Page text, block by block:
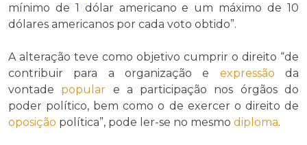
mínimo de 1 dólar americano e um máximo de 10
dólares americanos por cada voto obtido”.
A alteração teve como objetivo cumprir o direito “de
contribuir para a organização e expressão da
vontade popular e a participação nos órgãos do
poder político, bem como o de exercer o direito de
oposição política”, pode ler-se no mesmo diploma.